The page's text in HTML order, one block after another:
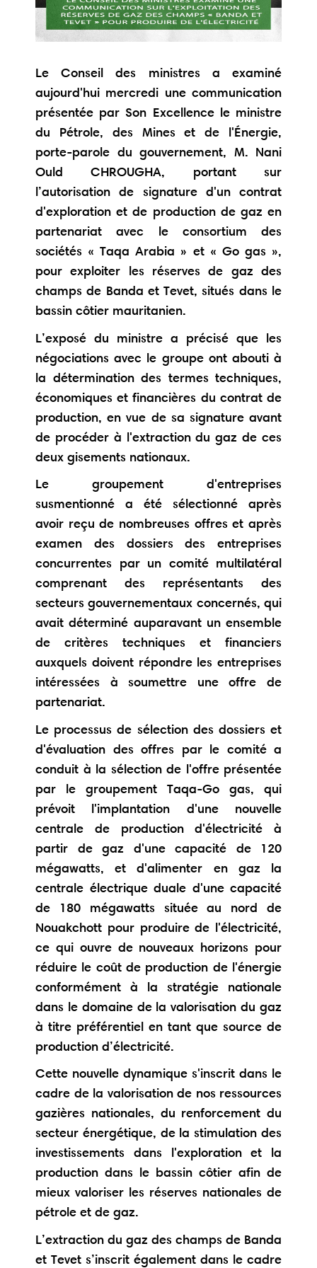
Le Conseil des ministres a examiné
aujourd'hui mercredi une communication
présentée par Son Excellence le ministre
du Pétrole, des Mines et de l'Énergie,
porte-parole du gouvernement, M. Nani
Ould CHROUGHA, portant sur
l’autorisation de signature d'un contrat
d'exploration et de production de gaz en
partenariat avec le consortium des
sociétés « Taqa Arabia » et « Go gas »,
pour exploiter les réserves de gaz des
champs de Banda et Tevet, situés dans le
bassin côtier mauritanien.
L’exposé du ministre a précisé que les
négociations avec le groupe ont abouti à
la détermination des termes techniques,
économiques et financières du contrat de
production, en vue de sa signature avant
de procéder à l'extraction du gaz de ces
deux gisements nationaux.
Le groupement d'entreprises
susmentionné a été sélectionné après
avoir reçu de nombreuses offres et après
examen des dossiers des entreprises
concurrentes par un comité multilatéral
comprenant des représentants des
secteurs gouvernementaux concernés, qui
avait déterminé auparavant un ensemble
de critères techniques et financiers
auxquels doivent répondre les entreprises
intéressées à soumettre une offre de
partenariat.
Le processus de sélection des dossiers et
d'évaluation des offres par le comité a
conduit à la sélection de l'offre présentée
par le groupement Taqa-Go gas, qui
prévoit l'implantation d'une nouvelle
centrale de production d'électricité à
partir de gaz d'une capacité de 120
mégawatts, et d'alimenter en gaz la
centrale électrique duale d'une capacité
de 180 mégawatts située au nord de
Nouakchott pour produire de l'électricité,
ce qui ouvre de nouveaux horizons pour
réduire le coût de production de l'énergie
conformément à la stratégie nationale
dans le domaine de la valorisation du gaz
à titre préférentiel en tant que source de
production d’électricité.
Cette nouvelle dynamique s'inscrit dans le
cadre de la valorisation de nos ressources
gazières nationales, du renforcement du
secteur énergétique, de la stimulation des
investissements dans l'exploration et la
production dans le bassin côtier afin de
mieux valoriser les réserves nationales de
pétrole et de gaz.
L’extraction du gaz des champs de Banda
et Tevet s’inscrit également dans le cadre